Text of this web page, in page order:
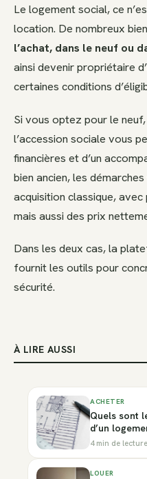
Le logement social, ce
location. De nombreux
l’achat, dans le neuf ou
ainsi devenir propriétaire
certaines conditions
Si vous optez pour le
l’accession sociale vous
financières et d’un
bien ancien, les
acquisition classique,
mais aussi des prix
Dans les deux cas, la
fournit les outils pour
sécurité.
À LIRE AUSSI
ACHETER
Quels sont
d’un
4 min de lecture
LOUER